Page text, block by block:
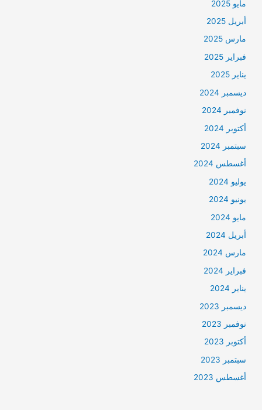
مايو 2025
أبريل 2025
مارس 2025
فبراير 2025
يناير 2025
ديسمبر 2024
نوفمبر 2024
أكتوبر 2024
سبتمبر 2024
أغسطس 2024
يوليو 2024
يونيو 2024
مايو 2024
أبريل 2024
مارس 2024
فبراير 2024
يناير 2024
ديسمبر 2023
نوفمبر 2023
أكتوبر 2023
سبتمبر 2023
أغسطس 2023